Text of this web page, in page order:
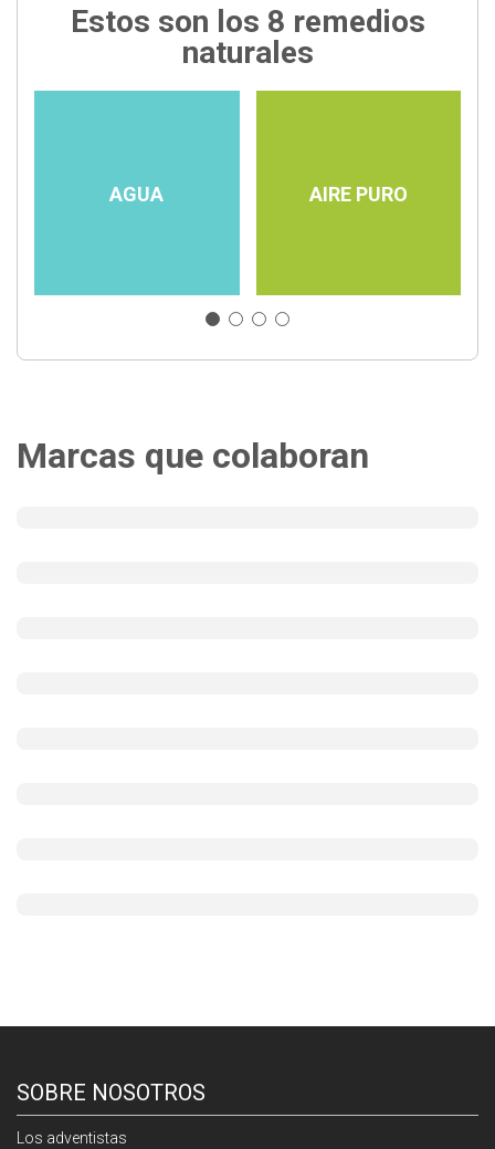
Estos son los 8 remedios
naturales
AGUA AIRE PURO
Marcas que colaboran
SOBRE NOSOTROS
Los adventistas